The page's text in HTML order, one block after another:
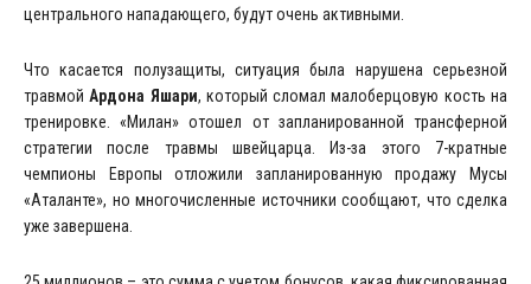
центрального нападающего, будут очень активными.
Что касается полузащиты, ситуация была нарушена серьезной
травмойАрдона Яшари, который сломал малоберцовую кость на
тренировке. «Милан» отошел от запланированной трансферной
стратегии после травмы швейцарца. Из-за этого 7-кратные
чемпионы Европы отложили запланированную продажу Мусы
«Аталанте», но многочисленные источники сообщают, что сделка
уже завершена.